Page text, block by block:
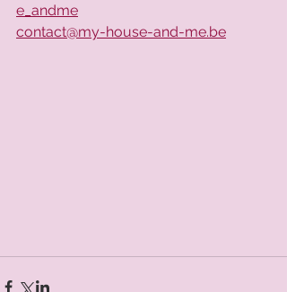
e_andme
contact@my-house-and-me.be